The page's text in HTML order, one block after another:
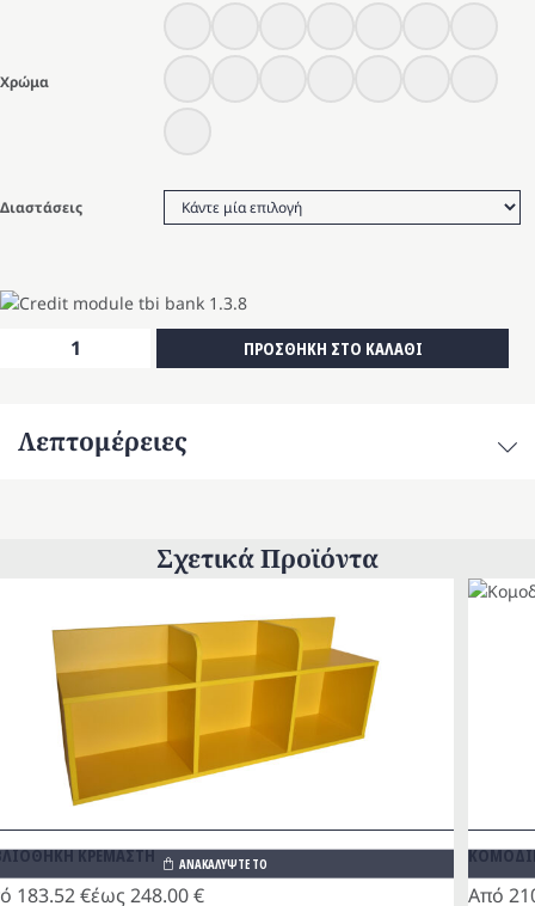
Χρώμα
Διαστάσεις
Συρταριέρα
ΠΡΟΣΘΗΚΗ ΣΤΟ ΚΑΛΑΘΙ
Λεπτομέρειες
Σχετικά Προϊόντα
ΚΡΕΜΑΣΤΗ
183.52€έως248.00€
ΑΝΑΚΑΛΥΨΤΕ ΤΟ
Από